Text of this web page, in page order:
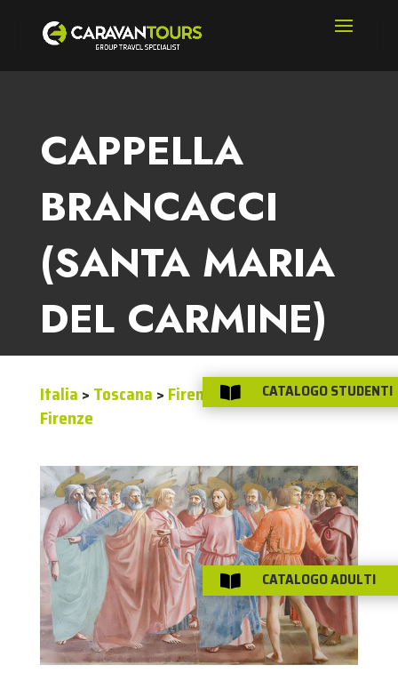
CAPPELLA
BRANCACCI
(SANTA MARIA
DEL CARMINE)
Italia > Toscana > Firenze e dintorni>
Firenze
 CATALOGO STUDENTI
 CATALOGO ADULTI